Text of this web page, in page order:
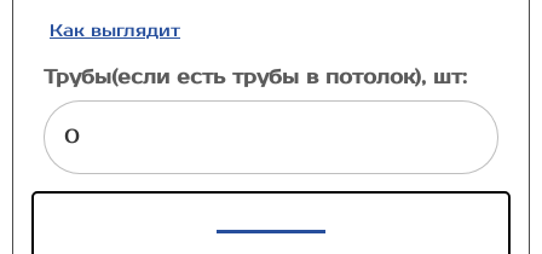
Как выглядит
Трубы(если есть трубы в потолок), шт: